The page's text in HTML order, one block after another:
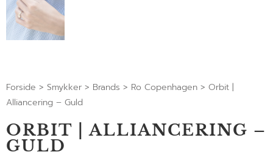
Forside > Smykker > Brands > Ro Copenhagen > Orbit |
Alliancering – Guld
ORBIT | ALLIANCERING –
GULD